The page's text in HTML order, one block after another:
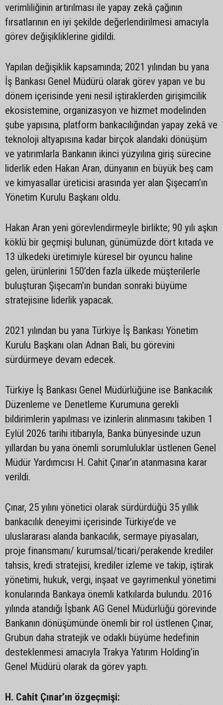
verimliliğinin artırılması ile yapay zekâ çağının
fırsatlarının en iyi şekilde değerlendirilmesi amacıyla
görev değişikliklerine gidildi.
Yapılan değişiklik kapsamında; 2021 yılından bu yana
İş Bankası Genel Müdürü olarak görev yapan ve bu
dönem içerisinde yeni nesil iştiraklerden girişimcilik
ekosistemine, organizasyon ve hizmet modelinden
şube yapısına, platform bankacılığından yapay zekâ ve
teknoloji altyapısına kadar birçok alandaki dönüşüm
ve yatırımlarla Bankanın ikinci yüzyılına giriş sürecine
liderlik eden Hakan Aran, dünyanın en büyük beş cam
ve kimyasallar üreticisi arasında yer alan Şişecam’ın
Yönetim Kurulu Başkanı oldu.
Hakan Aran yeni görevlendirmeyle birlikte; 90 yılı aşkın
köklü bir geçmişi bulunan, günümüzde dört kıtada ve
13 ülkedeki üretimiyle küresel bir oyuncu haline
gelen, ürünlerini 150’den fazla ülkede müşterilerle
buluşturan Şişecam’ın bundan sonraki büyüme
stratejisine liderlik yapacak.
2021 yılından bu yana Türkiye İş Bankası Yönetim
Kurulu Başkanı olan Adnan Bali, bu görevini
sürdürmeye devam edecek.
Türkiye İş Bankası Genel Müdürlüğüne ise Bankacılık
Düzenleme ve Denetleme Kurumuna gerekli
bildirimlerin yapılması ve izinlerin alınmasını takiben 1
Eylül 2026 tarihi itibarıyla, Banka bünyesinde uzun
yıllardan bu yana önemli sorumluluklar üstlenen Genel
Müdür Yardımcısı H. Cahit Çınar’ın atanmasına karar
verildi.
Çınar, 25 yılını yönetici olarak sürdürdüğü 35 yıllık
bankacılık deneyimi içerisinde Türkiye’de ve
uluslararası alanda bankacılık, sermaye piyasaları,
proje finansmanı/ kurumsal/ticari/perakende krediler
tahsis, kredi stratejisi, krediler izleme ve takip, iştirak
yönetimi, hukuk, vergi, inşaat ve gayrimenkul yönetimi
konularında Bankaya önemli katkılarda bulundu. 2016
yılında atandığı İşbank AG Genel Müdürlüğü görevinde
Bankanın dönüşümünde önemli bir rol üstlenen Çınar,
Grubun daha stratejik ve odaklı büyüme hedefinin
desteklenmesi amacıyla Trakya Yatırım Holding’in
Genel Müdürü olarak da görev yaptı.
H. Cahit Çınar’ın özgeçmişi: